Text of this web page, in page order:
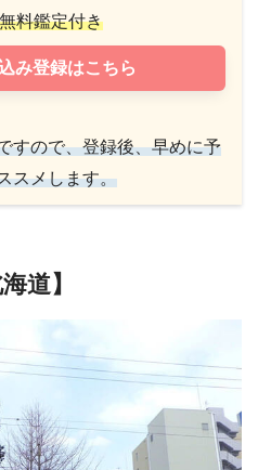
料鑑定付き
み登録はこちら
すので、登録後、早めに予
スメします。
道】